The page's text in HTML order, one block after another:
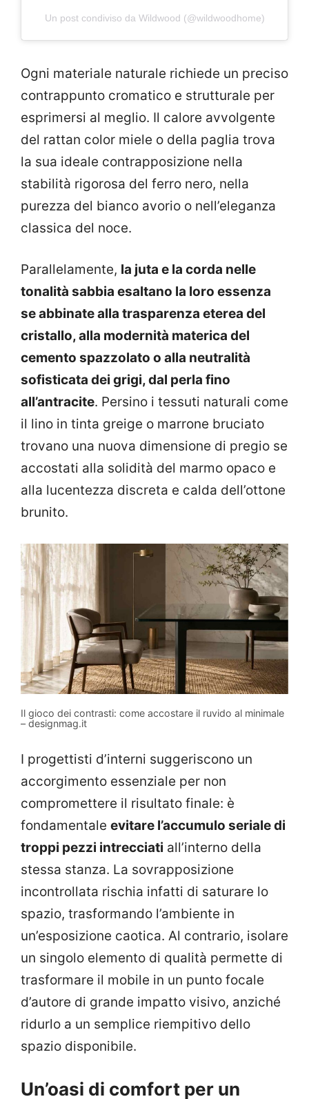
Un post condiviso da Wildwood (@wildwoodhome)
Ogni materiale naturale richiede un preciso
contrappunto cromatico e strutturale per
esprimersi al meglio. Il calore avvolgente
del rattan color miele o della paglia trova
la sua ideale contrapposizione nella
stabilità rigorosa del ferro nero, nella
purezza del bianco avorio o nell’eleganza
classica del noce.
Parallelamente, la juta e la corda nelle
tonalità sabbia esaltano la loro essenza
se abbinate alla trasparenza eterea del
cristallo, alla modernità materica del
cemento spazzolato o alla neutralità
sofisticata dei grigi, dal perla fino
all’antracite. Persino i tessuti naturali come
il lino in tinta greige o marrone bruciato
trovano una nuova dimensione di pregio se
accostati alla solidità del marmo opaco e
alla lucentezza discreta e calda dell’ottone
brunito.
Il gioco dei contrasti: come accostare il ruvido al minimale
– designmag.it
I progettisti d’interni suggeriscono un
accorgimento essenziale per non
compromettere il risultato finale: è
fondamentale evitare l’accumulo seriale di
troppi pezzi intrecciati all’interno della
stessa stanza. La sovrapposizione
incontrollata rischia infatti di saturare lo
spazio, trasformando l’ambiente in
un’esposizione caotica. Al contrario, isolare
un singolo elemento di qualità permette di
trasformare il mobile in un punto focale
d’autore di grande impatto visivo, anziché
ridurlo a un semplice riempitivo dello
spazio disponibile.
Un’oasi di comfort per un